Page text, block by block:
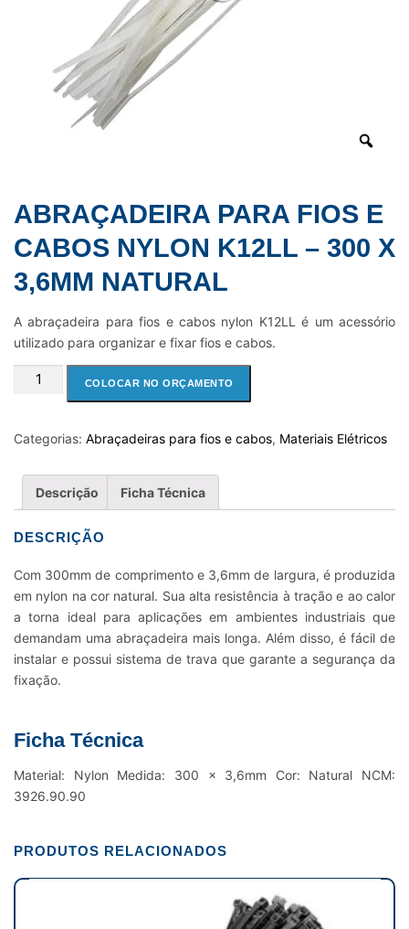
ABRAÇADEIRA PARA FIOS E
CABOS NYLON K12LL – 300 X
3,6MM NATURAL
A abraçadeira para fios e cabos nylon K12LL é um acessório
utilizado para organizar e fixar fios e cabos.
ABRAÇADEIRA
E
NYLON
K12LL
300
3,6MM
NATURAL
quantidade
COLOCAR NO ORÇAMENTO
Categorias: Abraçadeiras para fios e cabos, Materiais Elétricos
Descrição Ficha Técnica
DESCRIÇÃO
Com 300mm de comprimento e 3,6mm de largura, é produzida
em nylon na cor natural. Sua alta resistência à tração e ao calor
a torna ideal para aplicações em ambientes industriais que
demandam uma abraçadeira mais longa. Além disso, é fácil de
instalar e possui sistema de trava que garante a segurança da
fixação.
Ficha Técnica
Material: Nylon Medida: 300 x 3,6mm Cor: Natural NCM:
3926.90.90
PRODUTOS RELACIONADOS